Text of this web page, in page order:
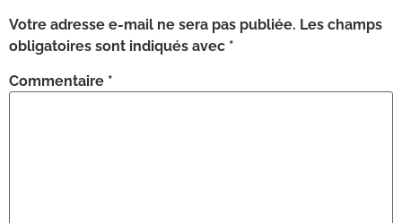
Votre adresse e-mail ne sera pas publiée. Les champs
obligatoires sont indiqués avec *
Commentaire *